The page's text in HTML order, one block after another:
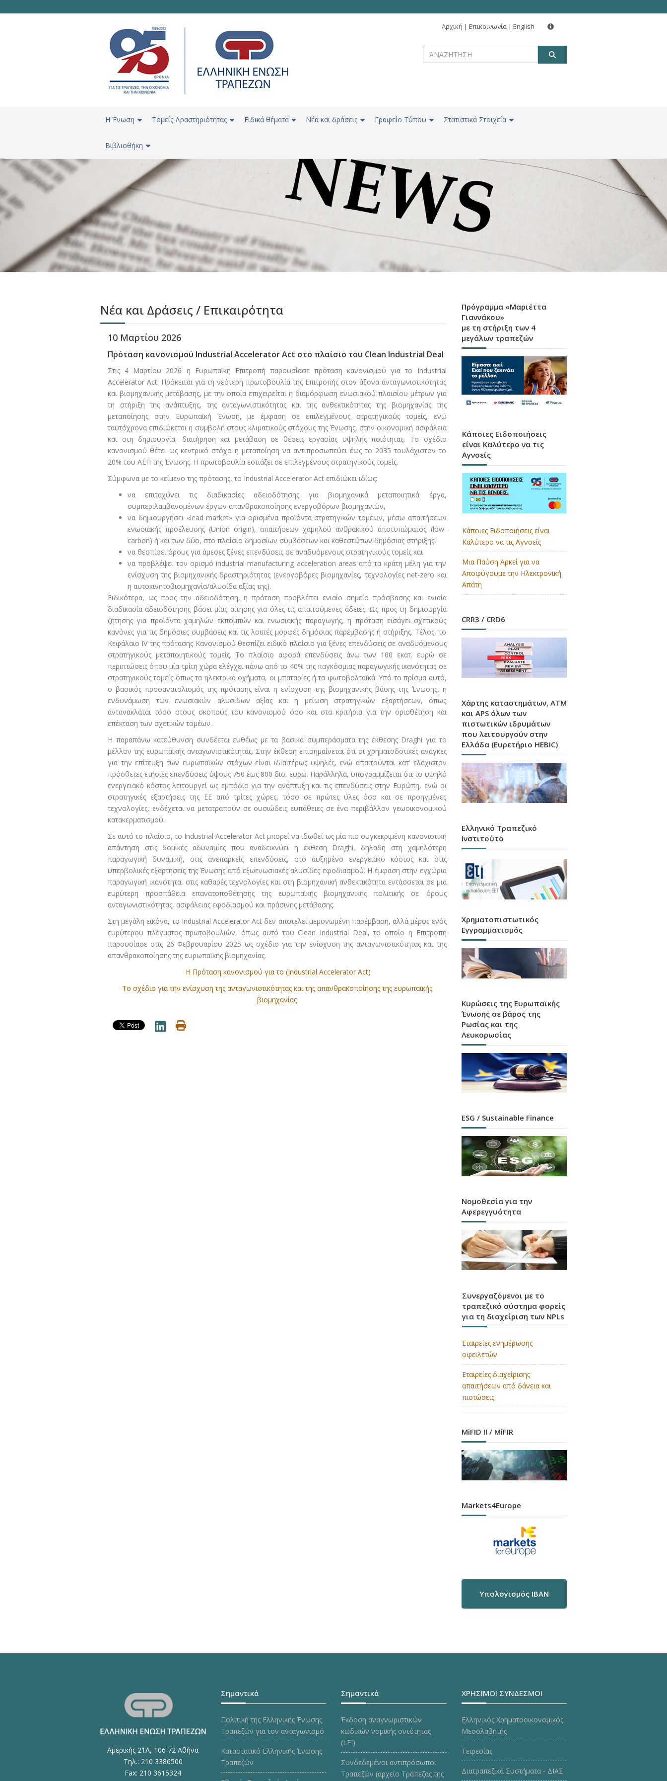
Αρχική | Επικοινωνία | English
H Ένωση Τομείς Δραστηριότητας Ειδικά θέματα Νέα και δράσεις Γραφείο Τύπου Στατιστικά Στοιχεία
Βιβλιοθήκη
Νέα και Δράσεις / Επικαιρότητα
10 Μαρτίου 2026
Πρόταση κανονισμού Industrial Accelerator Act στο πλαίσιο του Clean Industrial Deal
Στις 4 Μαρτίου 2026 η Ευρωπαϊκή Επιτροπή παρουσίασε πρόταση κανονισμού για το Industrial
Accelerator Act. Πρόκειται για τη νεότερη πρωτοβουλία της Επιτροπής στον άξονα ανταγωνιστικότητας
και βιομηχανικής μετάβασης, με την οποία επιχειρείται η διαμόρφωση ενωσιακού πλαισίου μέτρων για
τη στήριξη της ανάπτυξης, της ανταγωνιστικότητας και της ανθεκτικότητας της βιομηχανίας της
μεταποίησης στην Ευρωπαϊκή Ένωση, με έμφαση σε επιλεγμένους στρατηγικούς τομείς, ενώ
ταυτόχρονα επιδιώκεται η συμβολή στους κλιματικούς στόχους της Ένωσης, στην οικονομική ασφάλεια
και στη δημιουργία, διατήρηση και μετάβαση σε θέσεις εργασίας υψηλής ποιότητας. Το σχέδιο
κανονισμού θέτει ως κεντρικό στόχο η μεταποίηση να αντιπροσωπεύει έως το 2035 τουλάχιστον το
20% του ΑΕΠ της Ένωσης. Η πρωτοβουλία εστιάζει σε επιλεγμένους στρατηγικούς τομείς.
Σύμφωνα με το κείμενο της πρότασης, το Industrial Accelerator Act επιδιώκει ιδίως:
να επιταχύνει τις διαδικασίες αδειοδότησης για βιομηχανικά μεταποιητικά έργα,
συμπεριλαμβανομένων έργων απανθρακοποίησης ενεργοβόρων βιομηχανιών,
να δημιουργήσει «lead market» για ορισμένα προϊόντα στρατηγικών τομέων, μέσω απαιτήσεων
ενωσιακής προέλευσης (Union origin), απαιτήσεων χαμηλού ανθρακικού αποτυπώματος (low-
carbon) ή και των δύο, στο πλαίσιο δημοσίων συμβάσεων και καθεστώτων δημόσιας στήριξης,
να θεσπίσει όρους για άμεσες ξένες επενδύσεις σε αναδυόμενους στρατηγικούς τομείς και
να προβλέψει τον ορισμό industrial manufacturing acceleration areas από τα κράτη μέλη για την
ενίσχυση της βιομηχανικής δραστηριότητας (ενεργοβόρες βιομηχανίες, τεχνολογίες net-zero και
η αυτοκινητοβιομηχανία/αλυσίδα αξίας της).
Ειδικότερα, ως προς την αδειοδότηση, η πρόταση προβλέπει ενιαίο σημείο πρόσβασης και ενιαία
διαδικασία αδειοδότησης βάσει μίας αίτησης για όλες τις απαιτούμενες άδειες. Ως προς τη δημιουργία
ζήτησης για προϊόντα χαμηλών εκπομπών και ενωσιακής παραγωγής, η πρόταση εισάγει σχετικούς
κανόνες για τις δημόσιες συμβάσεις και τις λοιπές μορφές δημόσιας παρέμβασης ή στήριξης. Τέλος, το
Κεφάλαιο IV της πρότασης Κανονισμού θεσπίζει ειδικό πλαίσιο για ξένες επενδύσεις σε αναδυόμενους
στρατηγικούς μεταποιητικούς τομείς. Το πλαίσιο αφορά επενδύσεις άνω των 100 εκατ. ευρώ σε
περιπτώσεις όπου μία τρίτη χώρα ελέγχει πάνω από το 40% της παγκόσμιας παραγωγικής ικανότητας σε
στρατηγικούς τομείς όπως τα ηλεκτρικά οχήματα, οι μπαταρίες ή τα φωτοβολταϊκά. Υπό το πρίσμα αυτό,
ο βασικός προσανατολισμός της πρότασης είναι η ενίσχυση της βιομηχανικής βάσης της Ένωσης, η
ενδυνάμωση των ενωσιακών αλυσίδων αξίας και η μείωση στρατηγικών εξαρτήσεων, όπως
αντανακλάται τόσο στους σκοπούς του κανονισμού όσο και στα κριτήρια για την οριοθέτηση και
επέκταση των σχετικών τομέων.
Η παραπάνω κατεύθυνση συνδέεται ευθέως με τα βασικά συμπεράσματα της έκθεσης Draghi για το
μέλλον της ευρωπαϊκής ανταγωνιστικότητας. Στην έκθεση επισημαίνεται ότι οι χρηματοδοτικές ανάγκες
για την επίτευξη των ευρωπαϊκών στόχων είναι ιδιαιτέρως υψηλές, ενώ απαιτούνται κατ’ ελάχιστον
πρόσθετες ετήσιες επενδύσεις ύψους 750 έως 800 δισ. ευρώ. Παράλληλα, υπογραμμίζεται ότι το υψηλό
ενεργειακό κόστος λειτουργεί ως εμπόδιο για την ανάπτυξη και τις επενδύσεις στην Ευρώπη, ενώ οι
στρατηγικές εξαρτήσεις της ΕΕ από τρίτες χώρες, τόσο σε πρώτες ύλες όσο και σε προηγμένες
τεχνολογίες, ενδέχεται να μετατραπούν σε ουσιώδεις ευπάθειες σε ένα περιβάλλον γεωοικονομικού
κατακερματισμού.
Σε αυτό το πλαίσιο, το Industrial Accelerator Act μπορεί να ιδωθεί ως μία πιο συγκεκριμένη κανονιστική
απάντηση στις δομικές αδυναμίες που αναδεικνύει η έκθεση Draghi, δηλαδή στη χαμηλότερη
παραγωγική δυναμική, στις ανεπαρκείς επενδύσεις, στο αυξημένο ενεργειακό κόστος και στις
υπερβολικές εξαρτήσεις της Ένωσης από εξωενωσιακές αλυσίδες εφοδιασμού. Η έμφαση στην εγχώρια
παραγωγική ικανότητα, στις καθαρές τεχνολογίες και στη βιομηχανική ανθεκτικότητα εντάσσεται σε μια
ευρύτερη προσπάθεια επανατοποθέτησης της ευρωπαϊκής βιομηχανικής πολιτικής σε όρους
ανταγωνιστικότητας, ασφάλειας εφοδιασμού και πράσινης μετάβασης.
Στη μεγάλη εικόνα, το Industrial Accelerator Act δεν αποτελεί μεμονωμένη παρέμβαση, αλλά μέρος ενός
ευρύτερου πλέγματος πρωτοβουλιών, όπως αυτό του Clean Industrial Deal, το οποίο η Επιτροπή
παρουσίασε στις 26 Φεβρουαρίου 2025 ως σχέδιο για την ενίσχυση της ανταγωνιστικότητας και της
απανθρακοποίησης της ευρωπαϊκής βιομηχανίας.
Η Πρόταση κανονισμού για το (Industrial Accelerator Act)
Το σχέδιο για την ενίσχυση της ανταγωνιστικότητας και της απανθρακοποίησης της ευρωπαϊκής
βιομηχανίας
Πρόγραμμα «Μαριέττα
Γιαννάκου»
με τη στήριξη των 4
μεγάλων τραπεζών
Κάποιες Ειδοποιήσεις
είναι Καλύτερο να τις
Αγνοείς
Κάποιες Ειδοποιήσεις είναι
Καλύτερο να τις Αγνοείς
Μια Παύση Αρκεί για να
Αποφύγουμε την Ηλεκτρονική
Απάτη
CRR3 / CRD6
Χάρτης καταστημάτων, ATM
και APS όλων των
πιστωτικών ιδρυμάτων
που λειτουργούν στην
Ελλάδα (Ευρετήριο HEBIC)
Ελληνικό Τραπεζικό
Ινστιτούτο
Χρηματοπιστωτικός
Εγγραμματισμός
Κυρώσεις της Ευρωπαϊκής
Ένωσης σε βάρος της
Ρωσίας και της
Λευκορωσίας
ESG / Sustainable Finance
Νομοθεσία για την
Αφερεγγυότητα
Συνεργαζόμενοι με το
τραπεζικό σύστημα φορείς
για τη διαχείριση των NPLs
Εταιρείες ενημέρωσης
οφειλετών
Εταιρείες διαχείρισης
απαιτήσεων από δάνεια και
πιστώσεις
MiFID II / MiFIR
Markets4Europe
Υπολογισμός IBAN
Αμερικής 21Α, 106 72 Αθήνα
Τηλ.: 210 3386500
Fax: 210 3615324
Σημαντικά
Πολιτική της Ελληνικής Ένωσης
Τραπεζών για τον ανταγωνισμό
Καταστατικό Ελληνικής Ένωσης
Τραπεζών
Σημαντικά
Έκδοση αναγνωριστικών
κωδικών νομικής οντότητας
(LEI)
Συνδεδεμένοι αντιπρόσωποι
Τραπεζών (αρχείο Τράπεζας της
ΧΡΗΣΙΜΟΙ ΣΥΝΔΕΣΜΟΙ
Ελληνικός Χρηματοοικονομικός
Μεσολαβητής
Τειρεσίας
Διατραπεζικά Συστήματα - ΔΙΑΣ